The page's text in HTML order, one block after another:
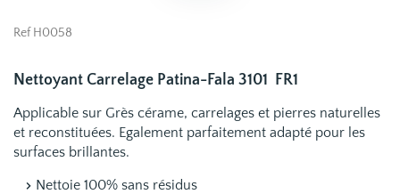
Ref H0058
Nettoyant Carrelage Patina-Fala 3101 FR1
Applicable sur Grès cérame, carrelages et pierres naturelles
et reconstituées. Egalement parfaitement adapté pour les
surfaces brillantes.
Nettoie 100% sans résidus